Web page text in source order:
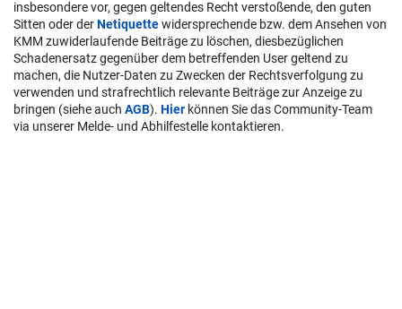
insbesondere vor, gegen geltendes Recht verstoßende, den guten
Sitten oder derNetiquettewidersprechende bzw. dem Ansehen von
KMM zuwiderlaufende Beiträge zu löschen, diesbezüglichen
Schadenersatz gegenüber dem betreffenden User geltend zu
machen, die Nutzer-Daten zu Zwecken der Rechtsverfolgung zu
verwenden und strafrechtlich relevante Beiträge zur Anzeige zu
bringen (siehe auch AGB). Hier können Sie das Community-Team
via unserer Melde- und Abhilfestelle kontaktieren.